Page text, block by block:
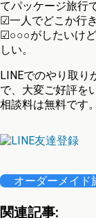
てパッケージ旅行
☑一人でどこか行
☑○○○がしたいけ
しい。
LINEでのやり取り
で、大変ご好評を
相談料は無料です
オーダーメイド
関連記事: